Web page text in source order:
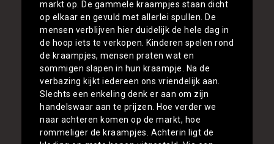
markt op. De gammele kraampjes staan dicht
op elkaar en gevuld met allerlei spullen. De
mensen verblijven hier duidelijk de hele dag in
de hoop iets te verkopen. Kinderen spelen rond
de kraampjes, mensen praten wat en
sommigen slapen in hun kraampje. Na de
verbazing kijkt iedereen ons vriendelijk aan.
Slechts een enkeling denk er aan om zijn
handelswaar aan te prijzen. Hoe verder we
naar achteren komen op de markt, hoe
rommeliger de kraampjes. Achterin ligt de